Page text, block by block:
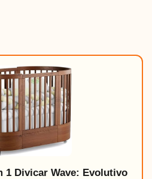
1 Divicar Wave: Evolutivo